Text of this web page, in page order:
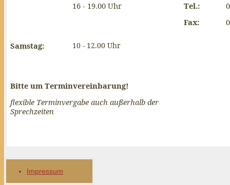
16 - 19.00 Uhr
Tel.:
Fax:
Samstag: 10 - 12.00 Uhr
Bitte um Terminvereinbarung!
flexible Terminvergabe auch außerhalb der
Sprechzeiten
Impressum